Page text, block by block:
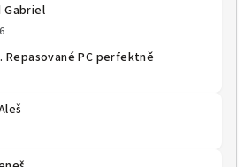
Gabriel
Repasované PC perfektně